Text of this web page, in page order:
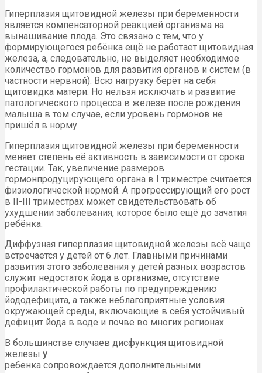
Гиперплазия щитовидной железы при беременности
является компенсаторной реакцией организма на
вынашивание плода. Это связано с тем, что у
формирующегося ребёнка ещё не работает щитовидная
железа, а, следовательно, не выделяет необходимое
количество гормонов для развития органов и систем (в
частности нервной). Всю нагрузку берёт на себя
щитовидка матери. Но нельзя исключать и развитие
патологического процесса в железе после рождения
малыша в том случае, если уровень гормонов не
пришёл в норму.
Гиперплазия щитовидной железы при беременности
меняет степень её активность в зависимости от срока
гестации. Так, увеличение размеров
гормонпродуцирующего органа в I триместре считается
физиологической нормой. А прогрессирующий его рост
в II-III триместрах может свидетельствовать об
ухудшении заболевания, которое было ещё до зачатия
ребёнка.
Диффузная гиперплазия щитовидной железы всё чаще
встречается у детей от 6 лет. Главными причинами
развития этого заболевания у детей разных возрастов
служит недостаток йода в организме, отсутствие
профилактической работы по предупреждению
йододефицита, а также неблагоприятные условия
окружающей среды, включающие в себя устойчивый
дефицит йода в воде и почве во многих регионах.
В большинстве случаев дисфункция щитовидной
железы у
ребенка сопровождается дополнительными